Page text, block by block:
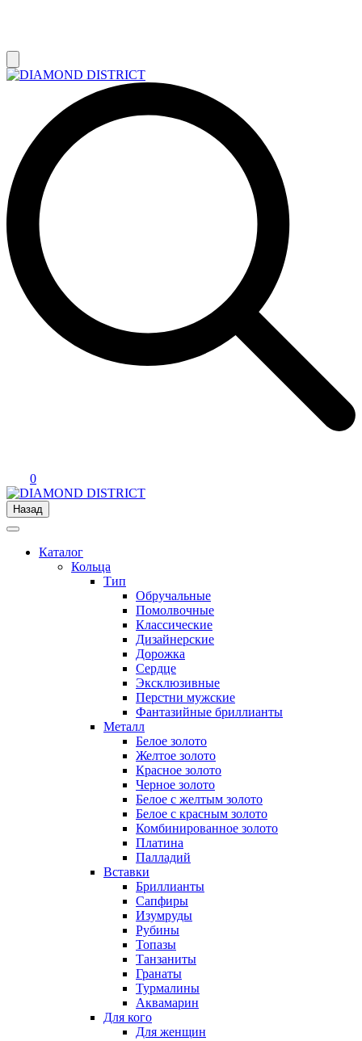
0
Назад
Каталог
Кольца
Тип
Обручальные
Помолвочные
Классические
Дизайнерские
Дорожка
Сердце
Эксклюзивные
Перстни мужские
Фантазийные бриллианты
Металл
Белое золото
Желтое золото
Красное золото
Черное золото
Белое с желтым золото
Белое с красным золото
Комбинированное золото
Платина
Палладий
Вставки
Бриллианты
Сапфиры
Изумруды
Рубины
Топазы
Танзаниты
Гранаты
Турмалины
Аквамарин
Для кого
Для женщин